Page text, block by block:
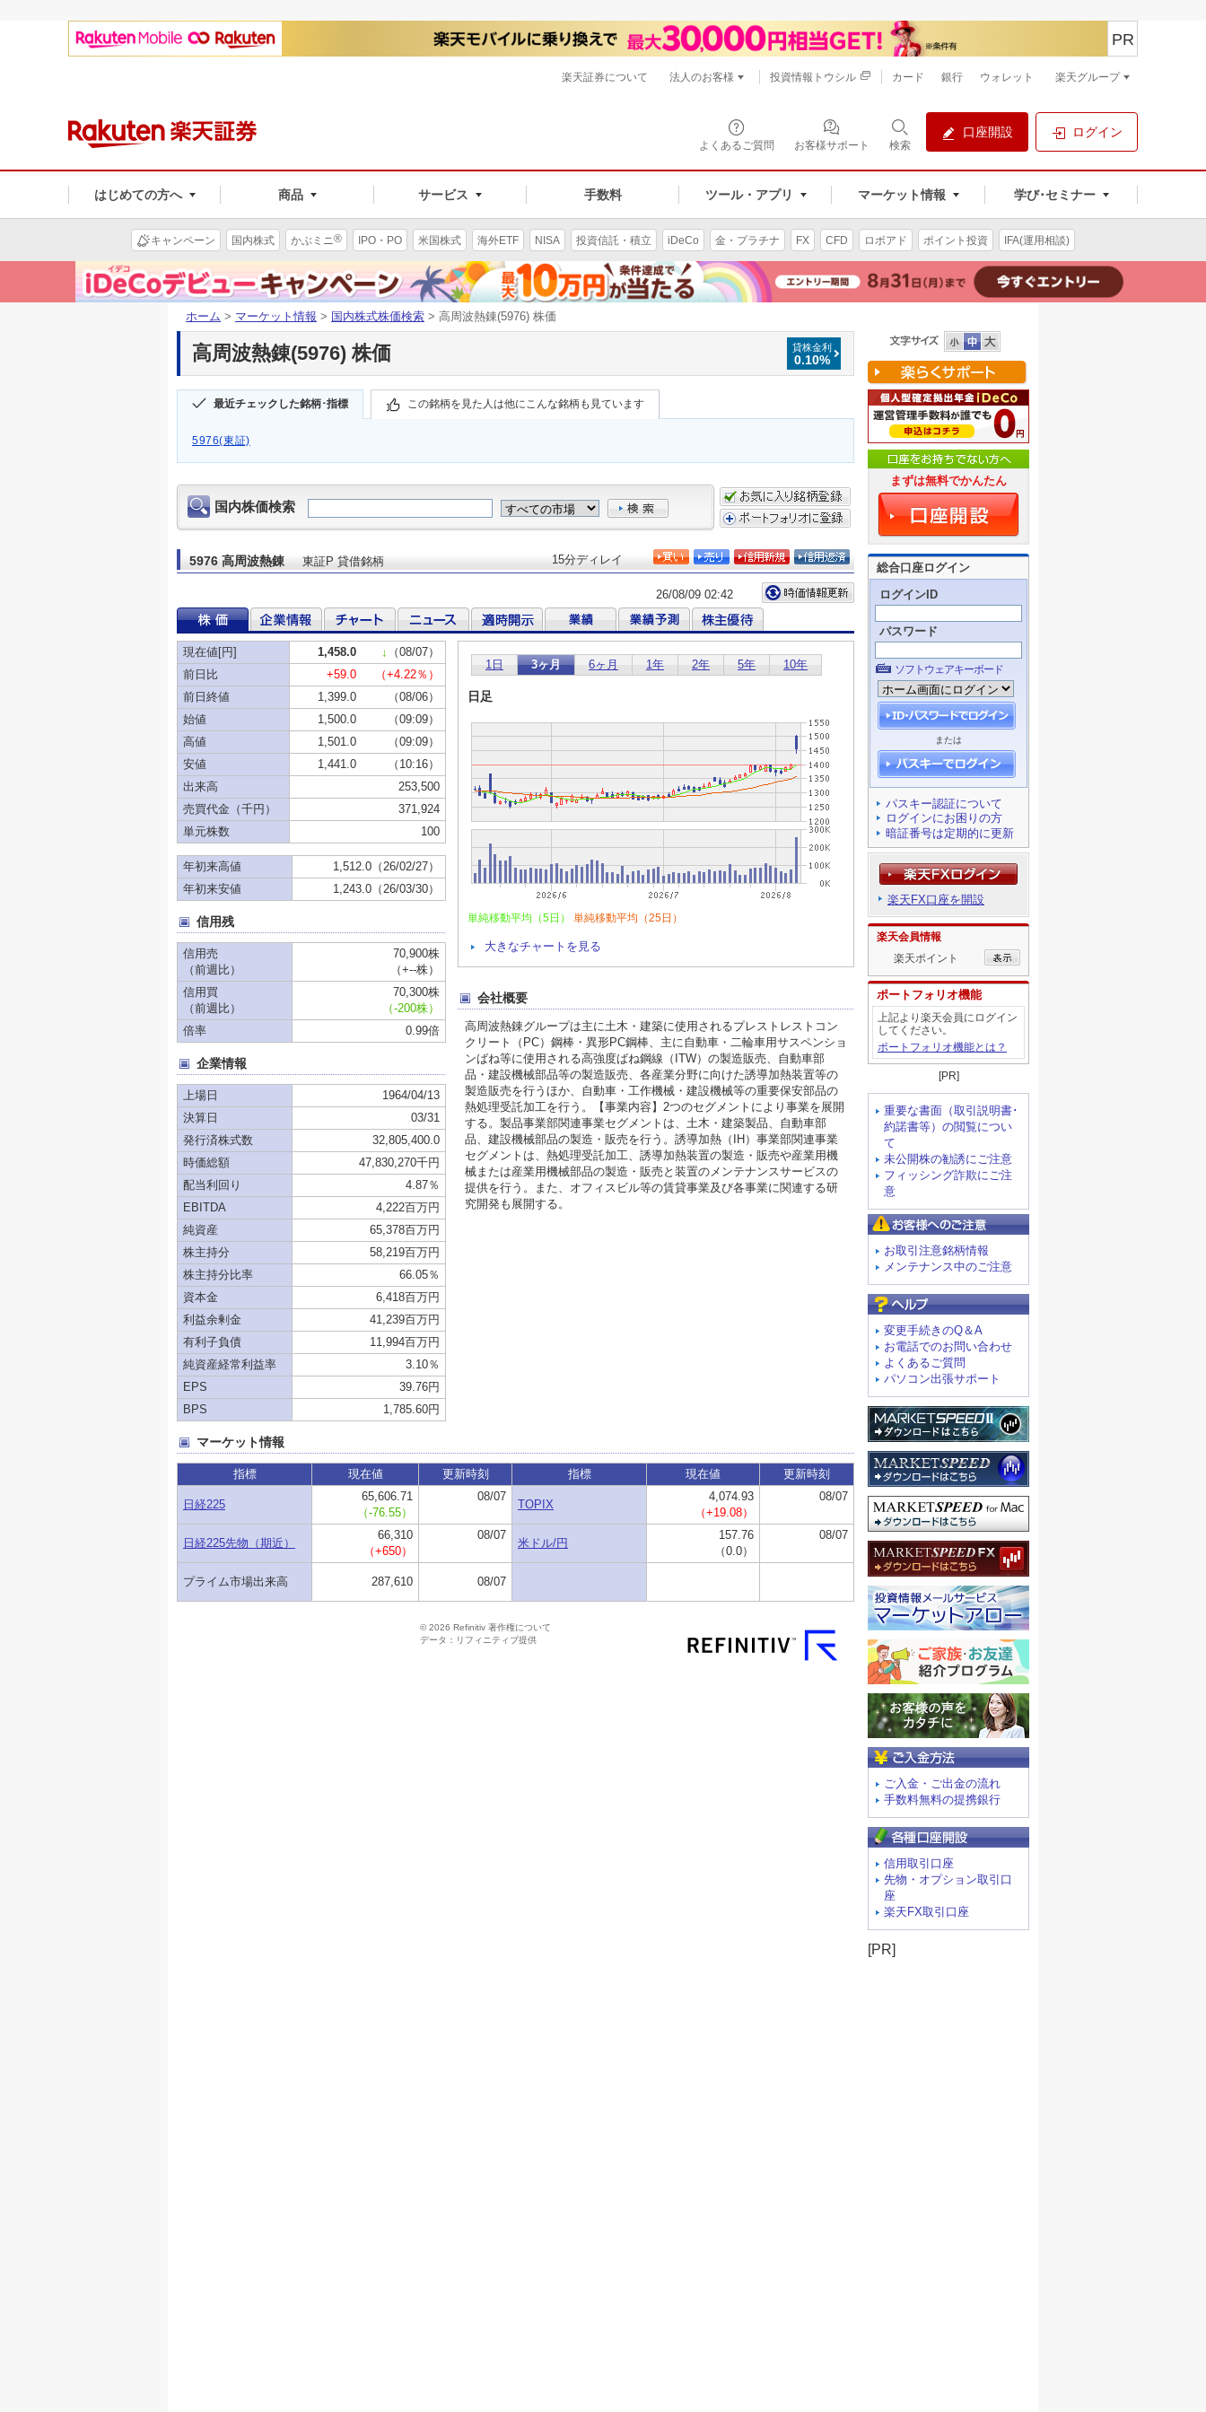
よくあるご質問 お客様サポート 検索
口座開設 ログイン
はじめての方へ 商品 サービス 手数料 ツール・アプリ マーケット情報 学び･セミナー
PR
楽天証券について 法人のお客様 投資情報トウシル カード 銀行 ウォレット 楽天グループ
キャンペーン 国内株式 かぶミニ® IPO・PO 米国株式 海外ETF NISA 投資信託・積立 iDeCo 金・プラチナ FX CFD ロボアド ポイント投資 IFA(運用相談)
ホーム > マーケット情報 > 国内株式株価検索 > 高周波熱錬(5976) 株価
貸株金利
0.10%
高周波熱錬(5976) 株価
最近チェックした銘柄･指標 この銘柄を見た人は他にこんな銘柄も見ています
5976(東証)
まずは無料でかんたん
総合口座ログイン
ログインID
パスワード
ソフトウェアキーボード
または
パスキー認証について
ログインにお困りの方
暗証番号は定期的に更新
楽天FX口座を開設
楽天会員情報
楽天ポイント
ポートフォリオ機能
上記より楽天会員にログイン
してください。
ポートフォリオ機能とは？
[PR]
重要な書面（取引説明書･
約諾書等）の閲覧につい
て
未公開株の勧誘にご注意
フィッシング詐欺にご注
意
お取引注意銘柄情報
メンテナンス中のご注意
変更手続きのQ＆A
お電話でのお問い合わせ
よくあるご質問
パソコン出張サポート
ご入金・ご出金の流れ
手数料無料の提携銀行
信用取引口座
先物・オプション取引口
座
楽天FX取引口座
[PR]